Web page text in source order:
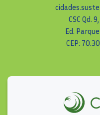
CSC Qd.
Ed.
CEP: